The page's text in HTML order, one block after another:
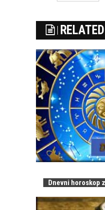
Dnevni horoskop